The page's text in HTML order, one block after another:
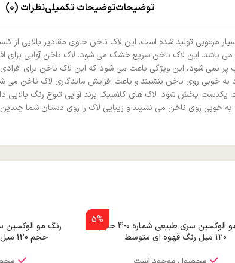
توضیحاتتوضیحات تکمیلینظرات (0)
بسیار مرغوبی تولید شده است. این لاک ناخن حاوی مقادیر
باشد. این لاک ناخن سریع خشک می شود. لاک ناخن آوایی برای
روی ناخن باقی می ماند و لب پر نمی شود، این ویژگی باعث می شود که این
خوبی روی ناخن بنشیند و باعث افزایش ماندگاری لاک ناخن می
پخش شود. لاک های کلاسیک برند آوایی تنوع رنگ بالایی
خوبی روی ناخن می نشیند و زیبایی لاک را روی دستان شما چندین
5%
رنگ مو الوکسین سری طبیعی شماره 0-4 حجم
120 میل رنگ قهوه ای متوسط
حجم 120 میل رنگ بلوند متوسط قوی